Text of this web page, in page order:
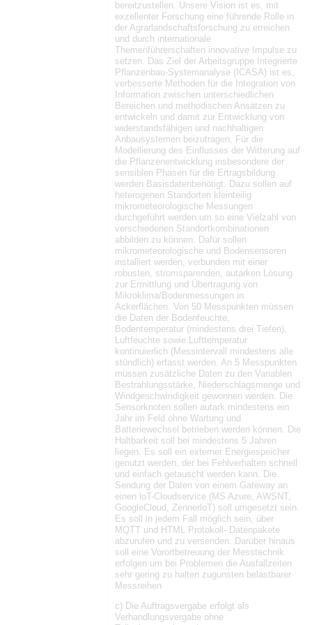
bereitzustellen. Unsere Vision ist es, mit
exzellenter Forschung eine führende Rolle in
der Agrarlandschaftsforschung zu erreichen
und durch internationale
Themenführerschaften innovative Impulse zu
setzen. Das Ziel der Arbeitsgruppe Integrierte
Pflanzenbau-Systemanalyse (ICASA) ist es,
verbesserte Methoden für die Integration von
Information zwischen unterschiedlichen
Bereichen und methodischen Ansätzen zu
entwickeln und damit zur Entwicklung von
widerstandsfähigen und nachhaltigen
Anbausystemen beizutragen. Für die
Modellierung des Einflusses der Witterung auf
die Pflanzenentwicklung insbesondere der
sensiblen Phasen für die Ertragsbildung
werden Basisdatenbenötigt. Dazu sollen auf
heterogenen Standorten kleinteilig
mikrometeorologische Messungen
durchgeführt werden um so eine Vielzahl von
verschiedenen Standortkombinationen
abbilden zu können. Dafür sollen
mikrometeorologische und Bodensensoren
installiert werden, verbunden mit einer
robusten, stromsparenden, autarken Lösung
zur Ermittlung und Übertragung von
Mikroklima/Bodenmessungen in
Ackerflächen. Von 50 Messpunkten müssen
die Daten der Bodenfeuchte,
Bodentemperatur (mindestens drei Tiefen),
Luftfeuchte sowie Lufttemperatur
kontinuierlich (Messintervall mindestens alle
stündlich) erfasst werden. An 5 Messpunkten
müssen zusätzliche Daten zu den Variablen
Bestrahlungsstärke, Niederschlagsmenge und
Windgeschwindigkeit gewonnen werden. Die
Sensorknoten sollen autark mindestens ein
Jahr im Feld ohne Wartung und
Batteriewechsel betrieben werden können. Die
Haltbarkeit soll bei mindestens 5 Jahren
liegen. Es soll ein externer Energiespeicher
genutzt werden, der bei Fehlverhalten schnell
und einfach getauscht werden kann. Die
Sendung der Daten von einem Gateway an
einen loT-Cloudservice (MS Azure, AWSNT,
GoogleCloud, ZennerloT) soll umgesetzt sein.
Es soll in jedem Fall möglich sein, über
MQTT und HTML Protokoll- Datenpakete
abzurufen und zu versenden. Darüber hinaus
soll eine Vorortbetreuung der Messtechnik
erfolgen um bei Problemen die Ausfallzeiten
sehr gering zu halten zugunsten belastbarer
Messreihen
c) Die Auftragsvergabe erfolgt als
Verhandlungsvergabe ohne